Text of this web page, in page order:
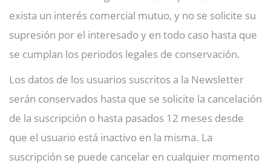
exista un interés comercial mutuo, y no se solicite su
supresión por el interesado y en todo caso hasta que
se cumplan los periodos legales de conservación.
Los datos de los usuarios suscritos a la Newsletter
serán conservados hasta que se solicite la cancelación
de la suscripción o hasta pasados 12 meses desde
que el usuario está inactivo en la misma. La
suscripción se puede cancelar en cualquier momento